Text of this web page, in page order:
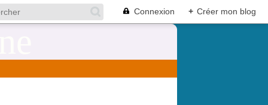
Connexion + Créer mon blog